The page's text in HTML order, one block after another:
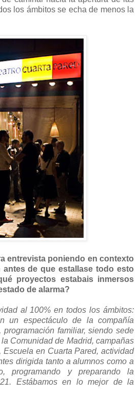
los ámbitos se echa de menos la
entrevista poniendo en contexto
de que estallase todo esto
proyectos estabais inmersos
de alarma?
al 100% en todos los ámbitos:
un espectáculo de la compañía
programación familiar, siendo sede
Comunidad de Madrid, campañas
Escuela en Cuarta Pared, actividad
dirigida tanto a alumnos como a
programando y preparando la
Estábamos en lo mejor de la